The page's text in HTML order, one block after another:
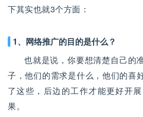
下其实也就3个方面：
1、网络推广的目的是什么？
也就是说，你要想清楚自己的
子，他们的需求是什么，他们的喜
了这些，后边的工作才能更好开
果。